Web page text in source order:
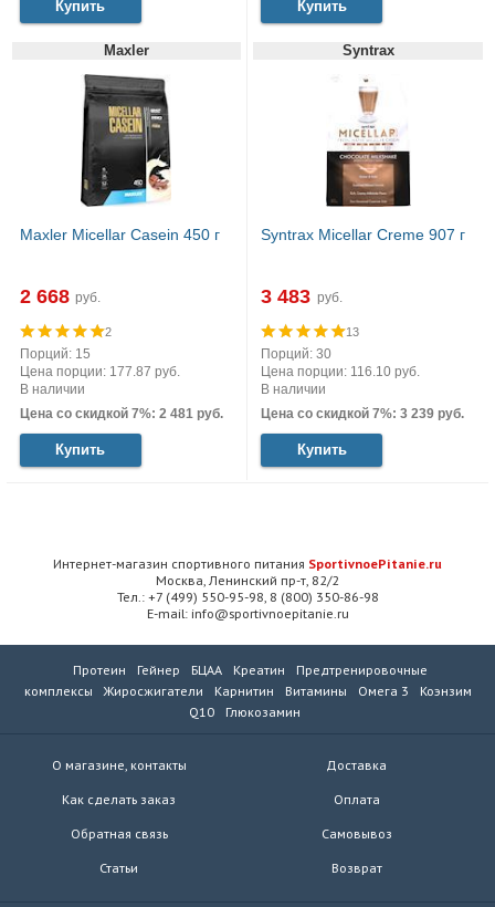
Купить Купить
Maxler
Maxler Micellar Casein 450 г
2 668 руб.
2
Порций: 15
Цена порции: 177.87 руб.
В наличии
Цена со скидкой 7%: 2 481 руб.
Купить
Syntrax
Syntrax Micellar Creme 907 г
3 483 руб.
13
Порций: 30
Цена порции: 116.10 руб.
В наличии
Цена со скидкой 7%: 3 239 руб.
Купить
Интернет-магазин спортивного питания SportivnoePitanie.ru
Москва, Ленинский пр-т, 82/2
Тел.: +7 (499) 550-95-98, 8 (800) 350-86-98
E-mail: info@sportivnoepitanie.ru
Протеин Гейнер БЦАА Креатин
Предтренировочные
комплексы
Жиросжигатели Карнитин Витамины Омега 3
Коэнзим
Q10
Глюкозамин
О магазине, контакты
Как сделать заказ
Обратная связь
Статьи
Доставка
Оплата
Самовывоз
Возврат